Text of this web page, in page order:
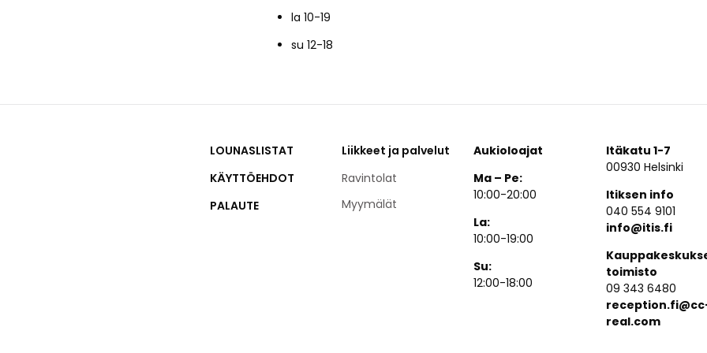
la 10-19
su 12-18
LOUNASLISTAT
KÄYTTÖEHDOT
PALAUTE
Liikkeet ja palvelut
Ravintolat
Myymälät
Aukioloajat
Ma – Pe:
10:00-20:00
La:
10:00-19:00
Su:
12:00-18:00
Itäkatu 1-7
00930 Helsinki
Itiksen info
040 554 9101
info@itis.fi
toimisto
09 343 6480
real.com